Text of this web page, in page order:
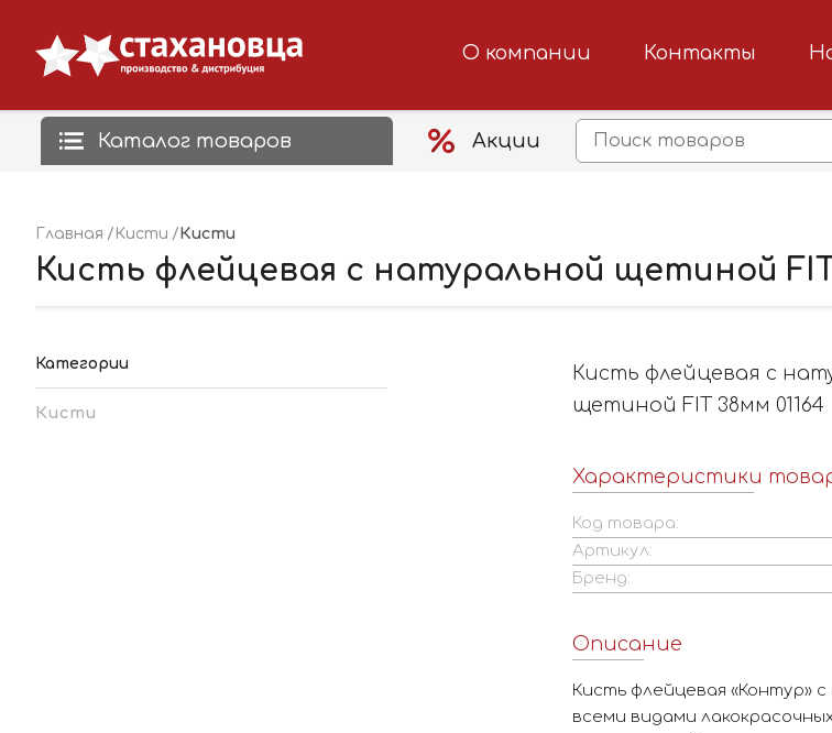
О компании Контакты
Каталог товаров Акции
Главная Кисти Кисти
Кисть флейцевая с натуральной щетиной FIT
Категории
Кисти
Кисть флейцевая с
щетиной FIT 38мм 01164
Характеристики
Код товара:
Артикул:
Бренд:
Описание
Кисть флейцевая «Контур»
всеми видами